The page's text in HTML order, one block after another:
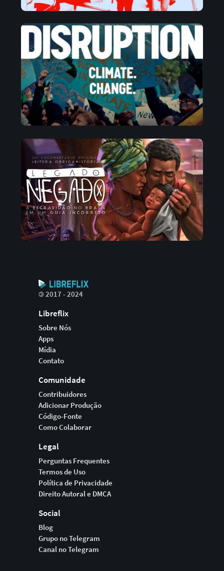
©2017 - 2024
Libreflix
Sobre Nós
Apps
Mídia
Contato
Comunidade
Contribuidores
Adicionar Produção
Código-Fonte
Como Colaborar
Legal
Perguntas Frequentes
Termos de Uso
Política de Privacidade
Direito Autoral e DMCA
Social
Blog
Grupo no Telegram
Canal no Telegram